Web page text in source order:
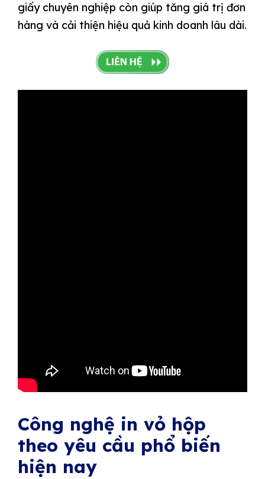
giấy chuyên nghiệp còn giúp tăng giá trị đơn
hàng và cải thiện hiệu quả kinh doanh lâu dài.
Công nghệ in vỏ hộp
theo yêu cầu phổ biến
hiện nay